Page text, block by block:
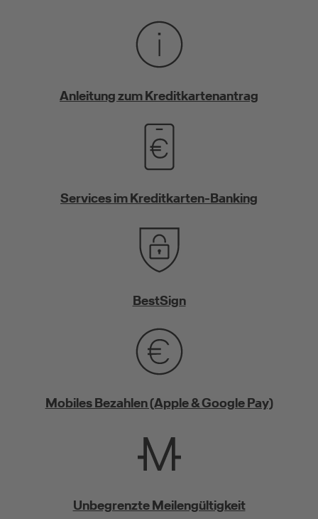
Anleitung zum Kreditkartenantrag
Services im Kreditkarten-Banking
BestSign
Mobiles Bezahlen (Apple & Google Pay)
Unbegrenzte Meilengültigkeit